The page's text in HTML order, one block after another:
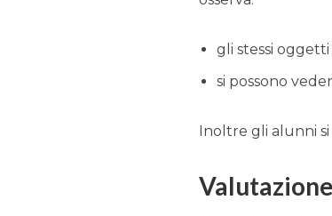
gli stessi
si possono
Inoltre gli alunni
Valutazione